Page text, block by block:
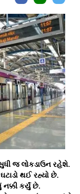
જ લોકડાઉન રહેશે.
થઈ રહ્યો છે.
કર્યું છે.